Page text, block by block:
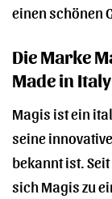
einen schönen
Die Marke
Made in Italy
Magis ist ein
seine
bekannt ist.
sich Magis zu